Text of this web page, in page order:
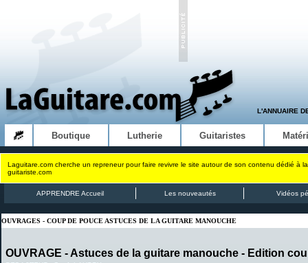
L'ANNUAIRE
Boutique Lutherie Guitaristes
Laguitare.com cherche un repreneur pour faire revivre le site autour de son contenu dédié à
guitariste.com
APPRENDRE Accueil Les nouveautés Vidéos
OUVRAGES - COUP DE POUCE ASTUCES DE LA GUITARE MANOUCHE
OUVRAGE - Astuces de la guitare manouche - Edition